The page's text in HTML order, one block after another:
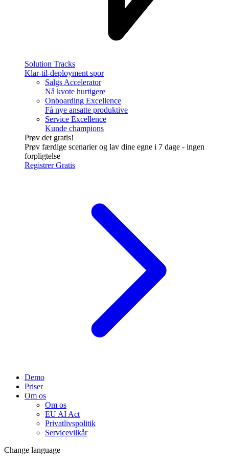
Solution Tracks
Klar-til-deployment spor
Salgs Accelerator
Nå kvote hurtigere
Onboarding Excellence
Få nye ansatte produktive
Service Excellence
Kunde champions
Prøv det gratis!
Prøv færdige scenarier og lav dine egne i 7 dage - ingen
forpligtelse
Registrer Gratis
Demo
Priser
Om os
Om os
EU AI Act
Privatlivspolitik
Servicevilkår
Change language